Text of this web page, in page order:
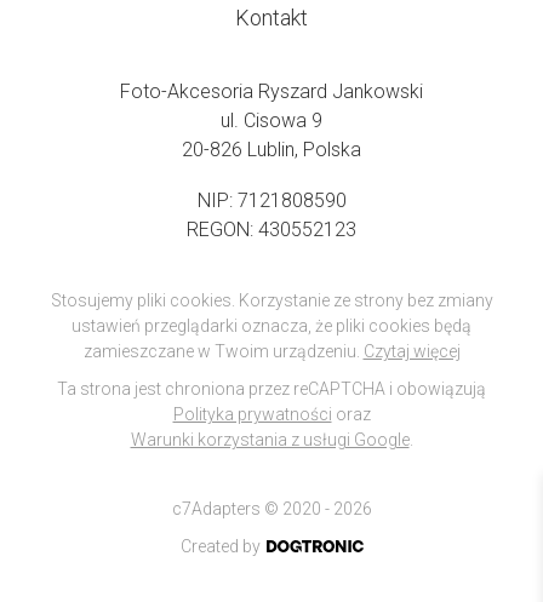
Kontakt
Foto-Akcesoria Ryszard Jankowski
ul. Cisowa 9
20-826 Lublin, Polska
NIP: 7121808590
REGON: 430552123
Stosujemy pliki cookies. Korzystanie ze strony bez zmiany
ustawień przeglądarki oznacza, że pliki cookies będą
zamieszczane w Twoim urządzeniu. Czytaj więcej
Ta strona jest chroniona przez reCAPTCHA i obowiązują
Polityka prywatności oraz
Warunki korzystania z usługi Google.
c7Adapters © 2020 - 2026
Created by